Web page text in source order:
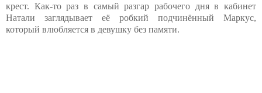
крест. Как-то раз в самый разгар рабочего дня в кабинет
Натали заглядывает её робкий подчинённый Маркус,
который влюбляется в девушку без памяти.